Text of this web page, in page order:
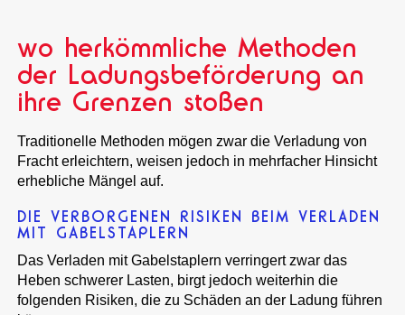
wo herkömmliche Methoden
der Ladungsbeförderung an
ihre Grenzen stoßen
Traditionelle Methoden mögen zwar die Verladung von
Fracht erleichtern, weisen jedoch in mehrfacher Hinsicht
erhebliche Mängel auf.
DIE VERBORGENEN RISIKEN BEIM VERLADEN
MIT GABELSTAPLERN
Das Verladen mit Gabelstaplern verringert zwar das
Heben schwerer Lasten, birgt jedoch weiterhin die
folgenden Risiken, die zu Schäden an der Ladung führen